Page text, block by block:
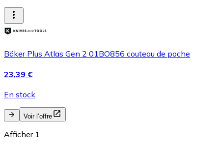
Böker Plus Atlas Gen 2 01BO856 couteau de poche
23,39 €
En stock
Voir l’offre
Afficher 1